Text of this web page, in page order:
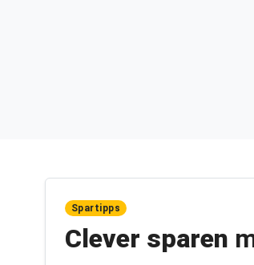
Spartipps
Clever sparen